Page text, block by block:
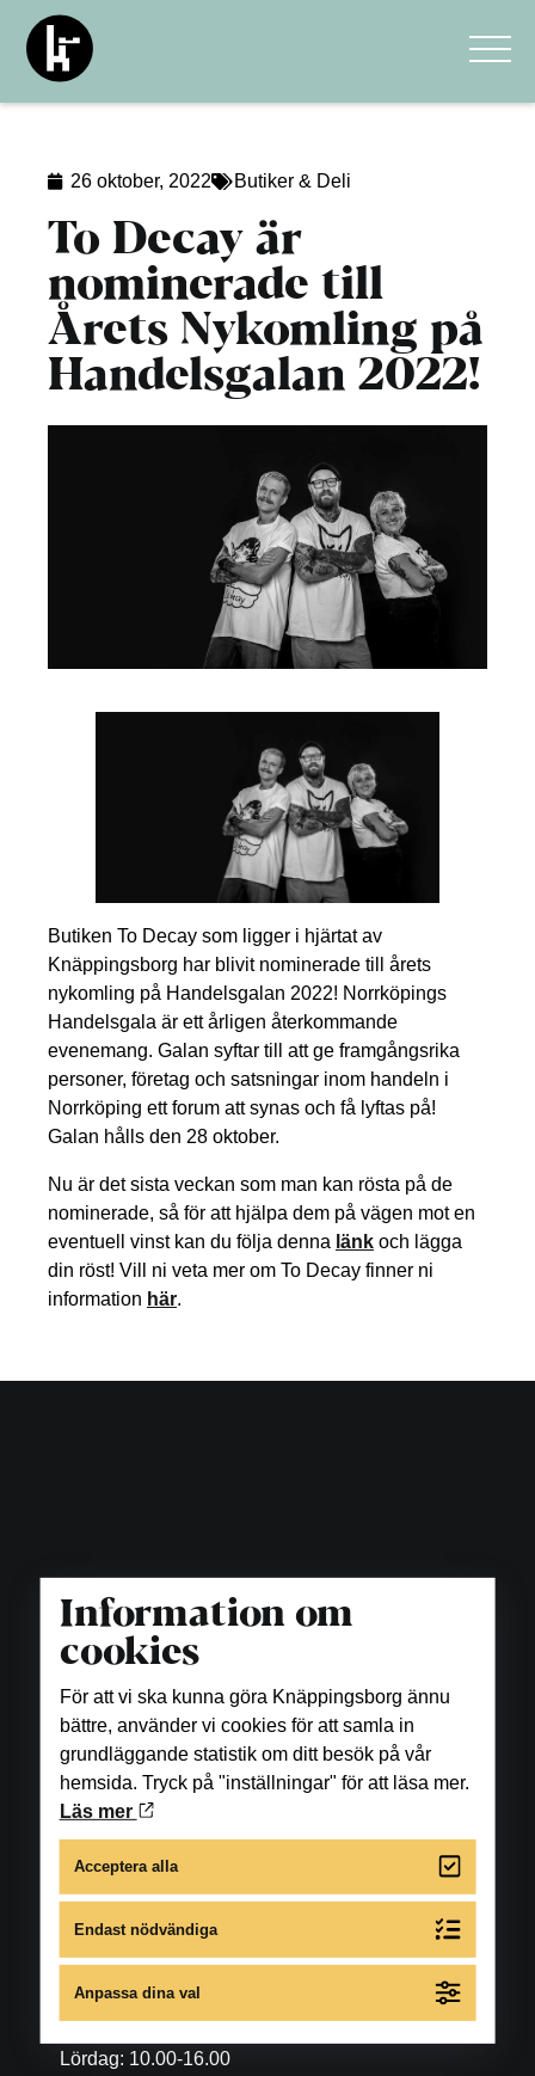
26 oktober, 2022 Butiker & Deli
To Decay är
nominerade till
Årets Nykomling på
Handelsgalan 2022!
Butiken To Decay som ligger i hjärtat av
Knäppingsborg har blivit nominerade till årets
nykomling på Handelsgalan 2022! Norrköpings
Handelsgala är ett årligen återkommande
evenemang. Galan syftar till att ge framgångsrika
personer, företag och satsningar inom handeln i
Norrköping ett forum att synas och få lyftas på!
Galan hålls den 28 oktober.
Nu är det sista veckan som man kan rösta på de
nominerade, så för att hjälpa dem på vägen mot en
eventuell vinst kan du följa denna länk och lägga
din röst! Vill ni veta mer om To Decay finner ni
information här.
Öppettider
Butiker
Lördag: 10.00-16.00
Information om
cookies
För att vi ska kunna göra Knäppingsborg ännu
bättre, använder vi cookies för att samla in
grundläggande statistik om ditt besök på vår
hemsida. Tryck på "inställningar" för att läsa mer.
Läs mer
Acceptera alla
Endast nödvändiga
Anpassa dina val